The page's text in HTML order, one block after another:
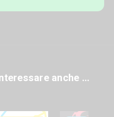
anche ...